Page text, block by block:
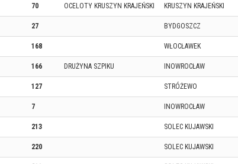
70 OCELOTY KRUSZYN KRAJEŃSKI KRUSZYN KRAJEŃSKI
27 BYDGOSZCZ
168 WŁOCŁAWEK
166 DRUŻYNA SZPIKU INOWROCŁAW
127 STRÓŻEWO
7 INOWROCŁAW
213 SOLEC KUJAWSKI
220 SOLEC KUJAWSKI